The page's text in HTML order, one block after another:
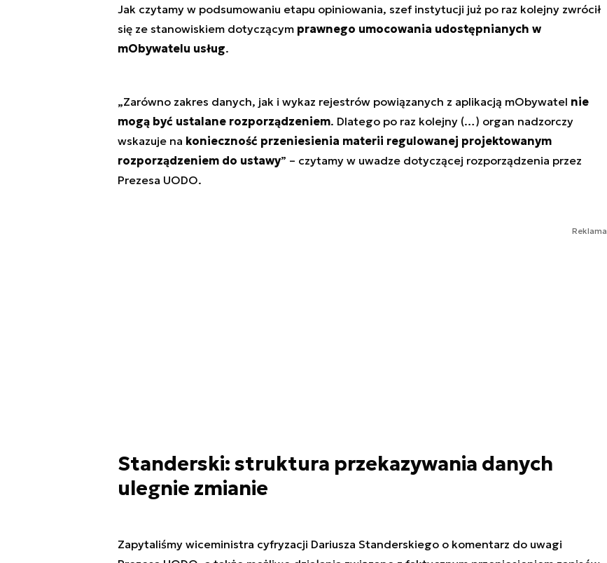
Jak czytamy w podsumowaniu etapu opiniowania, szef instytucji już po raz kolejny zwrócił
się ze stanowiskiem dotyczącym prawnego umocowania udostępnianych w
mObywatelu usług.
„Zarówno zakres danych, jak i wykaz rejestrów powiązanych z aplikacją mObywatel nie
mogą być ustalane rozporządzeniem. Dlatego po raz kolejny (…) organ nadzorczy
wskazuje na konieczność przeniesienia materii regulowanej projektowanym
rozporządzeniem do ustawy” – czytamy w uwadze dotyczącej rozporządzenia przez
Prezesa UODO.
Reklama
Standerski: struktura przekazywania danych
ulegnie zmianie
Zapytaliśmy wiceministra cyfryzacji Dariusza Standerskiego o komentarz do uwagi